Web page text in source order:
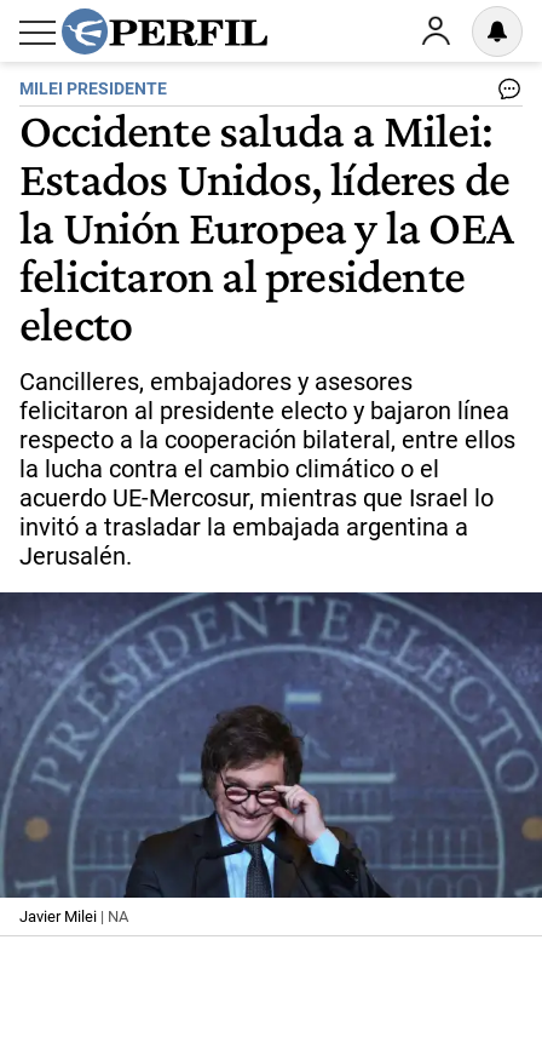
MILEI PRESIDENTE
Occidente saluda a Milei:
Estados Unidos, líderes de
la Unión Europea y la OEA
felicitaron al presidente
electo
Cancilleres, embajadores y asesores
felicitaron al presidente electo y bajaron línea
respecto a la cooperación bilateral, entre ellos
la lucha contra el cambio climático o el
acuerdo UE-Mercosur, mientras que Israel lo
invitó a trasladar la embajada argentina a
Jerusalén.
Javier Milei | NA